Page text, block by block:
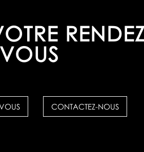
VOUS
CONTACTEZ-NOUS